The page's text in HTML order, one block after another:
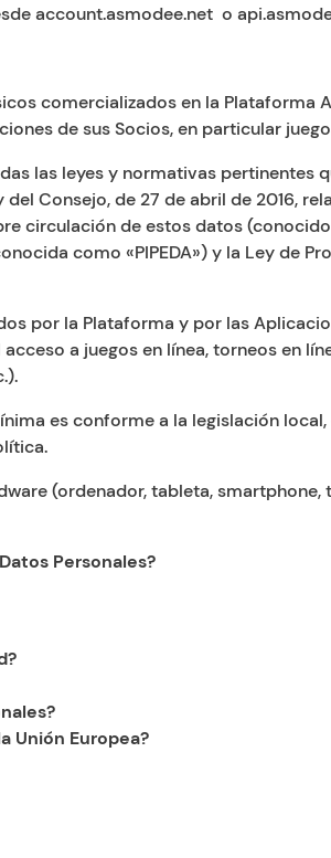
account.asmodee.net o
comercializados en la Plataforma
de sus Socios, en particular
las leyes y normativas pertinentes
Consejo, de 27 de abril de 2016,
circulación de estos datos
como «PIPEDA») y la Ley de
por la Plataforma y por las
a juegos en línea, torneos en
es conforme a la legislación
(ordenador, tableta,
Personales?
Unión Europea?